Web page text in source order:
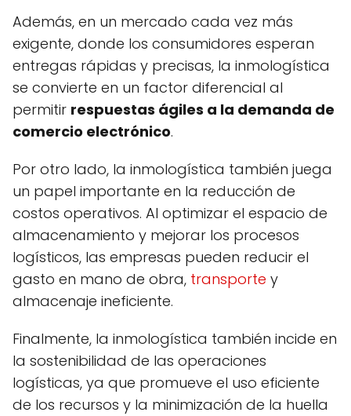
Además, en un mercado cada vez más
exigente, donde los consumidores esperan
entregas rápidas y precisas, la inmologística
se convierte en un factor diferencial al
permitir respuestas ágiles a la demanda de
comercio electrónico.
Por otro lado, la inmologística también juega
un papel importante en la reducción de
costos operativos. Al optimizar el espacio de
almacenamiento y mejorar los procesos
logísticos, las empresas pueden reducir el
gasto en mano de obra, transporte y
almacenaje ineficiente.
Finalmente, la inmologística también incide en
la sostenibilidad de las operaciones
logísticas, ya que promueve el uso eficiente
de los recursos y la minimización de la huella